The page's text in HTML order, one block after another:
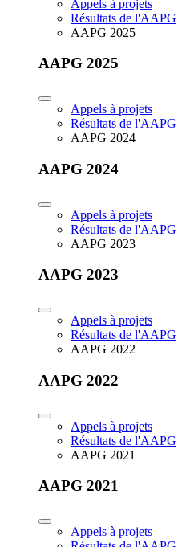
Appels à projets
Résultats de l'AAPG
AAPG 2025
AAPG 2025
Appels à projets
Résultats de l'AAPG
AAPG 2024
AAPG 2024
Appels à projets
Résultats de l'AAPG
AAPG 2023
AAPG 2023
Appels à projets
Résultats de l'AAPG
AAPG 2022
AAPG 2022
Appels à projets
Résultats de l'AAPG
AAPG 2021
AAPG 2021
Appels à projets